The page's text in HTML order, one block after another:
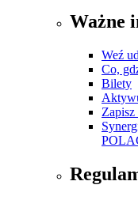
Ważne
Weź
Co,
Bilety
Zapisz